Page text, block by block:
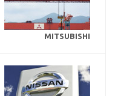
MITSUBISHI